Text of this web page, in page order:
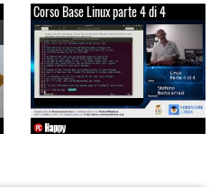
Corso Base Linux parte 4 di 4